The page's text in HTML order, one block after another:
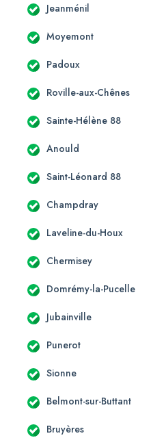
Jeanménil
Moyemont
Padoux
Roville-aux-Chênes
Sainte-Hélène 88
Anould
Saint-Léonard 88
Champdray
Laveline-du-Houx
Chermisey
Domrémy-la-Pucelle
Jubainville
Punerot
Sionne
Belmont-sur-Buttant
Bruyères